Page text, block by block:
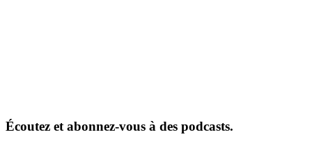
Écoutez et abonnez-vous à des podcasts.